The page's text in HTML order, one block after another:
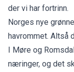
der vi har fortrinn.
Norges nye
havrommet. Altså
I Møre og
næringer, og det